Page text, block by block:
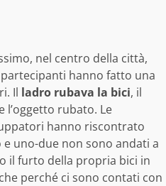
nel centro della città,
hanno fatto una
Il ladro rubava la bici, il
l’oggetto rubato. Le
hanno riscontrato
uno-due non sono andati a
il furto della propria bici in
perché ci sono contati con